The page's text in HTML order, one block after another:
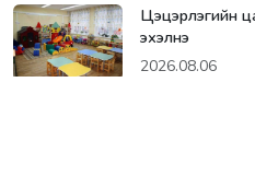
Цэцэрлэгийн
эхэлнэ
2026.08.06